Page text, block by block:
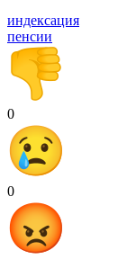
индексация
пенсии
0
0